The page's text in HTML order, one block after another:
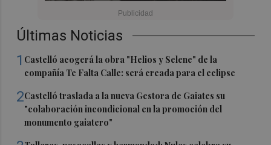
Últimas Noticias
1 Castelló acogerá la obra "Helios y Selene" de la
compañía Te Falta Calle: será creada para el eclipse
2Castelló traslada a la nueva Gestora de Gaiates su
"colaboración incondicional en la promoción del
monumento gaiatero"